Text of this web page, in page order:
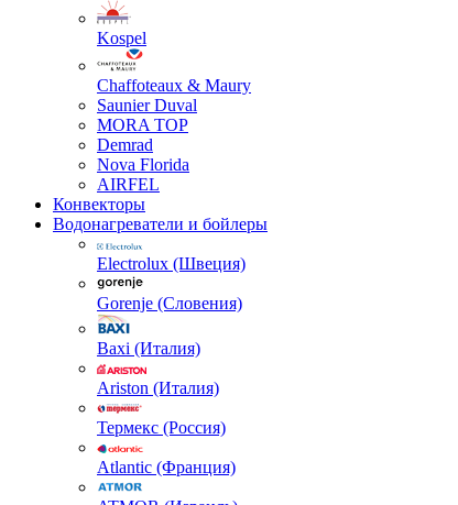
Kospel
Chaffoteaux & Maury
Saunier Duval
MORA TOP
Demrad
Nova Florida
AIRFEL
Конвекторы
Водонагреватели и бойлеры
Electrolux (Швеция)
Gorenje (Словения)
Baxi (Италия)
Ariston (Италия)
Термекс (Россия)
Atlantic (Франция)